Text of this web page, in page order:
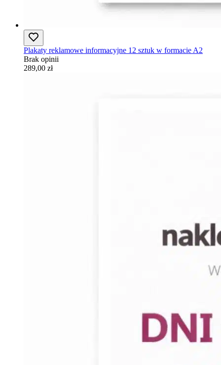
Plakaty reklamowe informacyjne 12 sztuk w formacie A2
Brak opinii
289,00 zł